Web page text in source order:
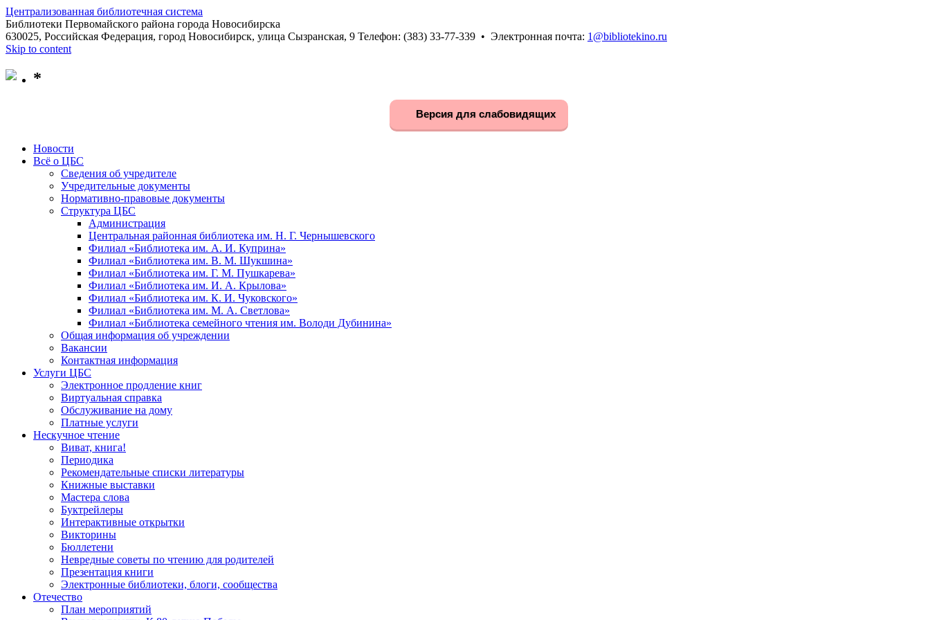
Централизованная библиотечная система
Библиотеки Первомайского района города Новосибирска
630025, Российская Федерация, город Новосибирск, улица Сызранская, 9 Телефон: (383) 33-77-339 • Электронная почта: 1@bibliotekino.ru
Skip to content
*
Версия для слабовидящих
Новости
Всё о ЦБС
Сведения об учредителе
Учредительные документы
Нормативно-правовые документы
Структура ЦБС
Администрация
Центральная районная библиотека им. Н. Г. Чернышевского
Филиал «Библиотека им. А. И. Куприна»
Филиал «Библиотека им. В. М. Шукшина»
Филиал «Библиотека им. Г. М. Пушкарева»
Филиал «Библиотека им. И. А. Крылова»
Филиал «Библиотека им. К. И. Чуковского»
Филиал «Библиотека им. М. А. Светлова»
Филиал «Библиотека семейного чтения им. Володи Дубинина»
Общая информация об учреждении
Вакансии
Контактная информация
Услуги ЦБС
Электронное продление книг
Виртуальная справка
Обслуживание на дому
Платные услуги
Нескучное чтение
Виват, книга!
Периодика
Рекомендательные списки литературы
Книжные выставки
Мастера слова
Буктрейлеры
Интерактивные открытки
Викторины
Бюллетени
Невредные советы по чтению для родителей
Презентация книги
Электронные библиотеки, блоги, сообщества
Отечество
План мероприятий